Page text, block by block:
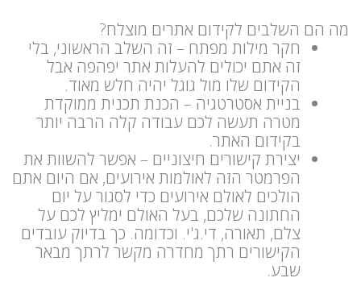
מה הם השלבים לקידום אתרים מוצלח?
חקר מילות מפתח – זה השלב הראשוני, בלי
זה אתם יכולים להעלות אתר יפהפה אבל
הקידום שלו מול גוגל יהיה חלש מאוד.
בניית אסטרטגיה – הכנת תכנית ממוקדת
מטרה תעשה לכם עבודה קלה הרבה יותר
בקידום האתר.
יצירת קישורים חיצוניים – אפשר להשוות את
הפרמטר הזה לאולמות אירועים, אם היום אתם
הולכים לאולם אירועים כדי לסגור על יום
החתונה שלכם, בעל האולם ימליץ לכם על
צלם, תאורה, די.ג'י. וכדומה. כך בדיוק עובדים
הקישורים רתך מחדרה מקשר לרתך מבאר
שבע.